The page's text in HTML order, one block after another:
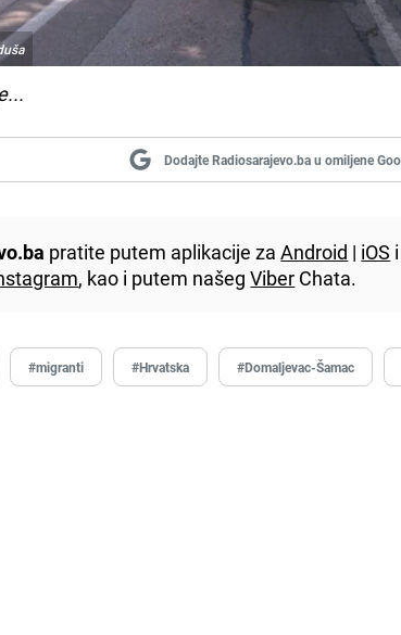
Dodajte Radiosarajevo.ba u omiljene
pratite putem aplikacije zaAndroid | iOS
, kao i putem našegViber Chata.
#migranti #Hrvatska #Domaljevac-Šamac